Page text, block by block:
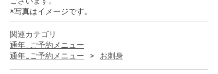
※写真はイメージです。
関連カテゴリ
通年_ご予約メニュー
通年_ご予約メニュー
お刺身